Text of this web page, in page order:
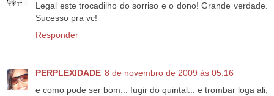
Legal este trocadilho do sorriso e o dono! Grande verdade.
Sucesso pra vc!
Responder
PERPLEXIDADE 8 de novembro de 2009 às 05:16
e como pode ser bom... fugir do quintal... e trombar loga ali,